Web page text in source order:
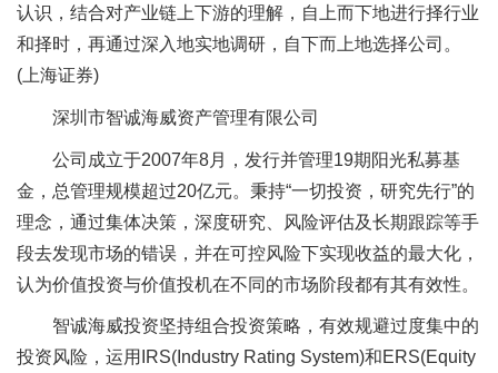
认识，结合对产业链上下游的理解，自上而下地进行择行业
和择时，再通过深入地实地调研，自下而上地选择公司。
(上海证券)
深圳市智诚海威资产管理有限公司
公司成立于2007年8月，发行并管理19期阳光私募基
金，总管理规模超过20亿元。秉持“一切投资，研究先行”的
理念，通过集体决策，深度研究、风险评估及长期跟踪等手
段去发现市场的错误，并在可控风险下实现收益的最大化，
认为价值投资与价值投机在不同的市场阶段都有其有效性。
智诚海威投资坚持组合投资策略，有效规避过度集中的
投资风险，运用IRS(Industry Rating System)和ERS(Equity